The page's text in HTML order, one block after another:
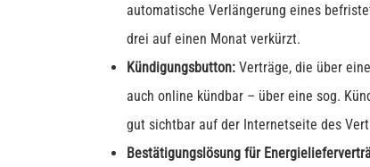
automatische Verlängerung eines
drei auf einen Monat verkürzt.
Kündigungsbutton: Verträge, die über
auch online kündbar ­– über eine sog.
gut sichtbar auf der Internetseite des
Bestätigungslösung für